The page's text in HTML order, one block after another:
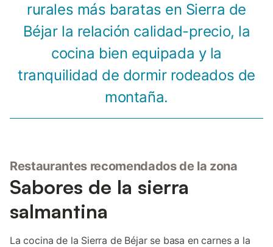
rurales más baratas en Sierra de
Béjar la relación calidad-precio, la
cocina bien equipada y la
tranquilidad de dormir rodeados de
montaña.
Restaurantes recomendados de la zona
Sabores de la sierra
salmantina
La cocina de la Sierra de Béjar se basa en carnes a la